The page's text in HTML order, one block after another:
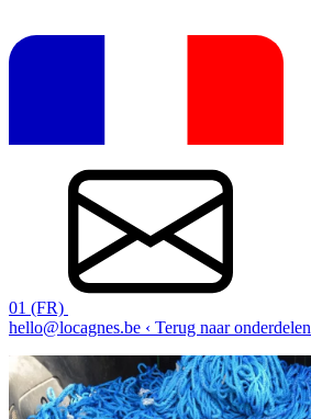
01 (FR)
hello@locagnes.be ‹ Terug naar onderdelen